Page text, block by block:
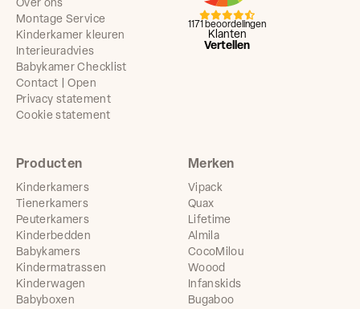
Over ons
Montage Service
Kinderkamer kleuren
Interieuradvies
Babykamer Checklist
Contact | Open
Privacy statement
Cookie statement
Producten
Kinderkamers
Tienerkamers
Peuterkamers
Kinderbedden
Babykamers
Kindermatrassen
Kinderwagen
Babyboxen
Merken
Vipack
Quax
Lifetime
Almila
CocoMilou
Woood
Infanskids
Bugaboo
Klanten
Vertellen
1171 beoordelingen